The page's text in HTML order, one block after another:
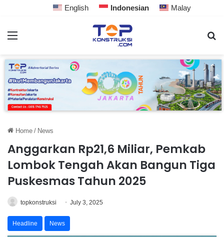
English Indonesian Malay
Home / News
Anggarkan Rp21,6 Miliar, Pemkab
Lombok Tengah Akan Bangun Tiga
Puskesmas Tahun 2025
topkonstruksi July 3, 2025
Headline News